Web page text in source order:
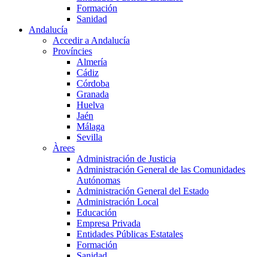
Formación
Sanidad
Andalucía
Accedir a Andalucía
Províncies
Almería
Cádiz
Córdoba
Granada
Huelva
Jaén
Málaga
Sevilla
Àrees
Administración de Justicia
Administración General de las Comunidades
Autónomas
Administración General del Estado
Administración Local
Educación
Empresa Privada
Entidades Públicas Estatales
Formación